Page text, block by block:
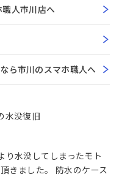
人市川店へ
ら市川のスマホ職人へ
水没復旧
り水没してしまったモト
きました。 防水のケース